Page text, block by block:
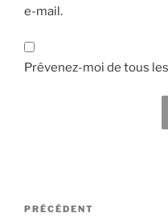
e-mail.
Prévenez-moi de tous
Navigation
Article
PRÉCÉDENT